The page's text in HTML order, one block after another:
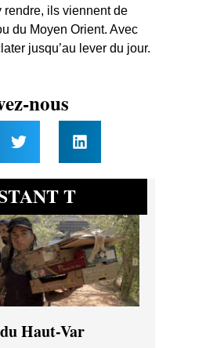
rendre, ils viennent de
du Moyen Orient. Avec
jusqu’au lever du jour.
nous
T
Haut-Var